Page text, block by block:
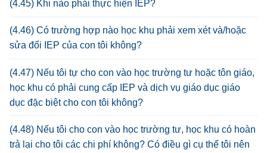
(4.45) Khi nào phải thực hiện IEP?
(4.46) Có trường hợp nào học khu phải xem xét và/hoặc
sửa đổi IEP của con tôi không?
(4.47) Nếu tôi tự cho con vào học trường tư hoặc tôn giáo,
học khu có phải cung cấp IEP và dịch vụ giáo dục giáo
dục đặc biệt cho con tôi không?
(4.48) Nếu tôi cho con vào học trường tư, học khu có hoàn
trả lại cho tôi các chi phí không? Có điều gì cụ thể tôi nên